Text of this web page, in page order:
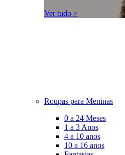
Ver tudo >
Roupas para Meninas
0 a 24 Meses
1 a 3 Anos
4 a 10 anos
10 a 16 anos